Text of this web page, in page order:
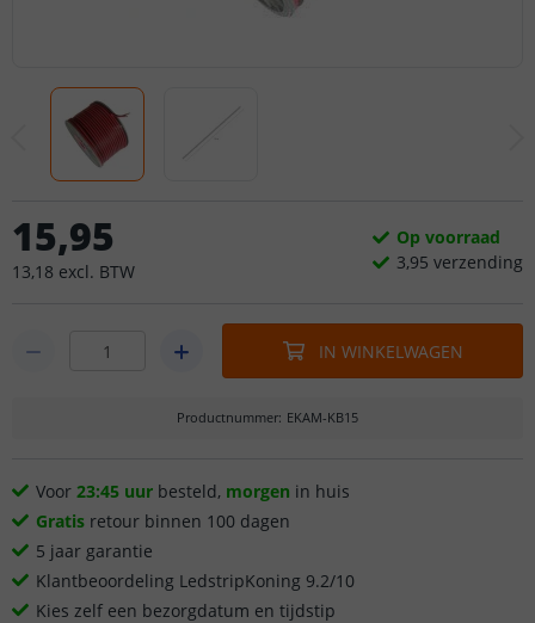
15,95
13,18 excl. BTW
Op voorraad
3,95 verzending
IN WINKELWAGEN
Productnummer: EKAM-KB15
Voor 23:45 uur besteld, morgen in huis
Gratis retour binnen 100 dagen
5 jaar garantie
Klantbeoordeling LedstripKoning 9.2/10
Kies zelf een bezorgdatum en tijdstip